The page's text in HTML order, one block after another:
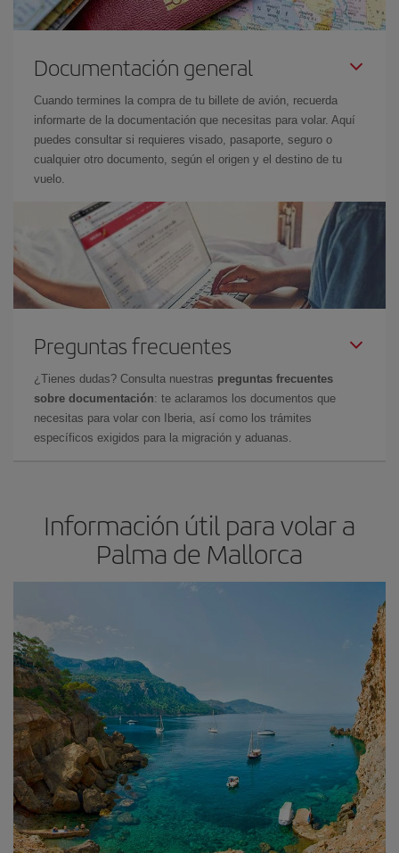
Documentación general
Cuando termines la compra de tu billete de avión, recuerda
informarte de la documentación que necesitas para volar. Aquí
puedes consultar si requieres visado, pasaporte, seguro o
cualquier otro documento, según el origen y el destino de tu
vuelo.
Preguntas frecuentes
¿Tienes dudas? Consulta nuestras preguntas frecuentes
sobre documentación: te aclaramos los documentos que
necesitas para volar con Iberia, así como los trámites
específicos exigidos para la migración y aduanas.
Información útil para volar a
Palma de Mallorca